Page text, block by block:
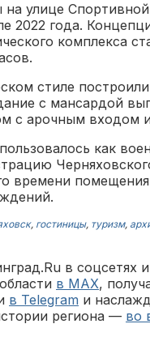
на улице
2022 года.
комплекса
стиле
с мансардой
с арочным входом
как
времени
, гостиницы, туризм,
в соцсетях
в MAX,
в Telegram и
региона — во